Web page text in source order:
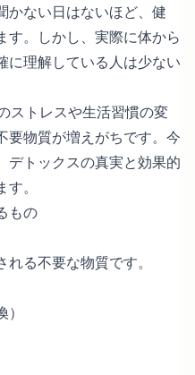
かない日はないほど、健
す。しかし、実際に体から
に理解している人は少ない
ストレスや生活習慣の変
要物質が増えがちです。今
デトックスの真実と効果的
。
もの
る不要な物質です。